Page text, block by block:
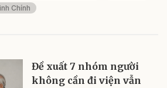
Chính
Đề xuất 7 nhóm người
không cần đi viện vẫn